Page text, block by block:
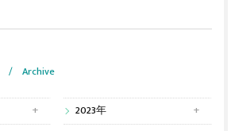
Archive
2023年